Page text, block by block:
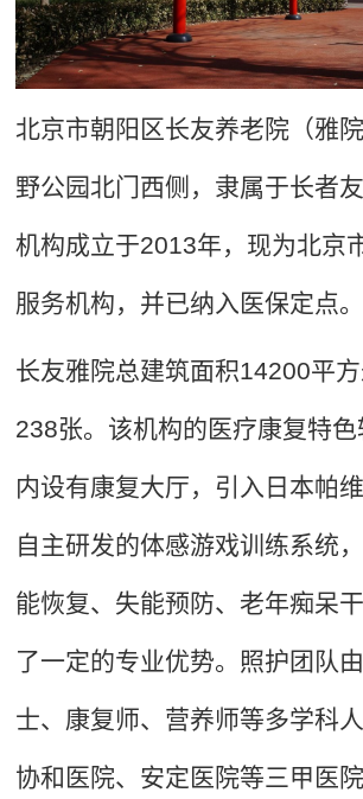
北京市朝阳区长友养老院（雅
野公园北门西侧，隶属于长者
机构成立于2013年，现为北京
服务机构，并已纳入医保定点。
长友雅院总建筑面积14200平
238张。该机构的医疗康复特
内设有康复大厅，引入日本帕
自主研发的体感游戏训练系统
能恢复、失能预防、老年痴呆
了一定的专业优势。照护团队
士、康复师、营养师等多学科
协和医院、安定医院等三甲医